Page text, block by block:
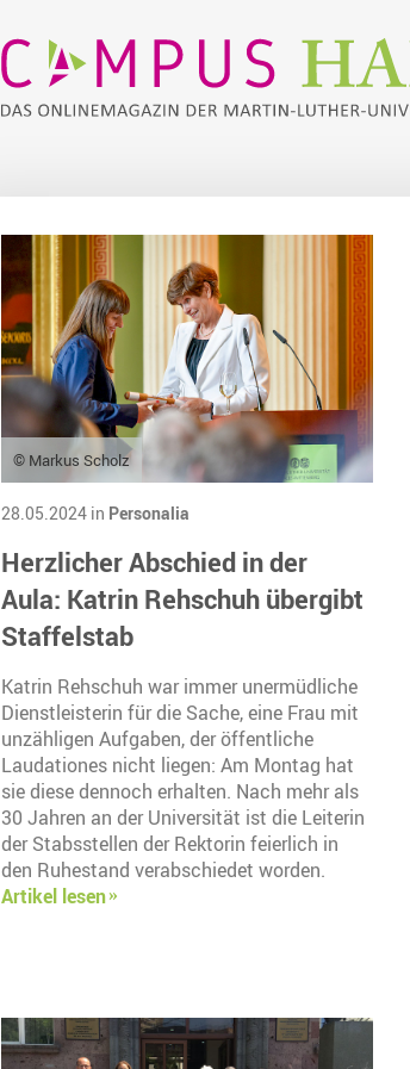
© Markus Scholz
28.05.2024 in Personalia
Herzlicher Abschied in der
Aula: Katrin Rehschuh übergibt
Staffelstab
Katrin Rehschuh war immer unermüdliche
Dienstleisterin für die Sache, eine Frau mit
unzähligen Aufgaben, der öffentliche
Laudationes nicht liegen: Am Montag hat
sie diese dennoch erhalten. Nach mehr als
30 Jahren an der Universität ist die Leiterin
der Stabsstellen der Rektorin feierlich in
den Ruhestand verabschiedet worden.
Artikel lesen